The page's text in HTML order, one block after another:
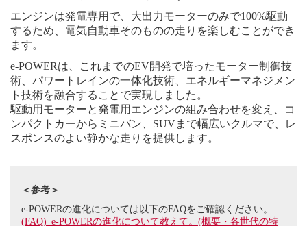
エンジンは発電専用で、大出力モーターのみで100%駆動
するため、電気自動車そのものの走りを楽しむことができ
ます。
e-POWERは、これまでのEV開発で培ったモーター制御技
術、パワートレインの一体化技術、エネルギーマネジメン
ト技術を融合することで実現しました。
駆動用モーターと発電用エンジンの組み合わせを変え、コ
ンパクトカーからミニバン、SUVまで幅広いクルマで、レ
スポンスのよい静かな走りを提供します。
＜参考＞
e-POWERの進化については以下のFAQをご確認ください。
(FAQ) e-POWERの進化について教えて。(概要・各世代の特